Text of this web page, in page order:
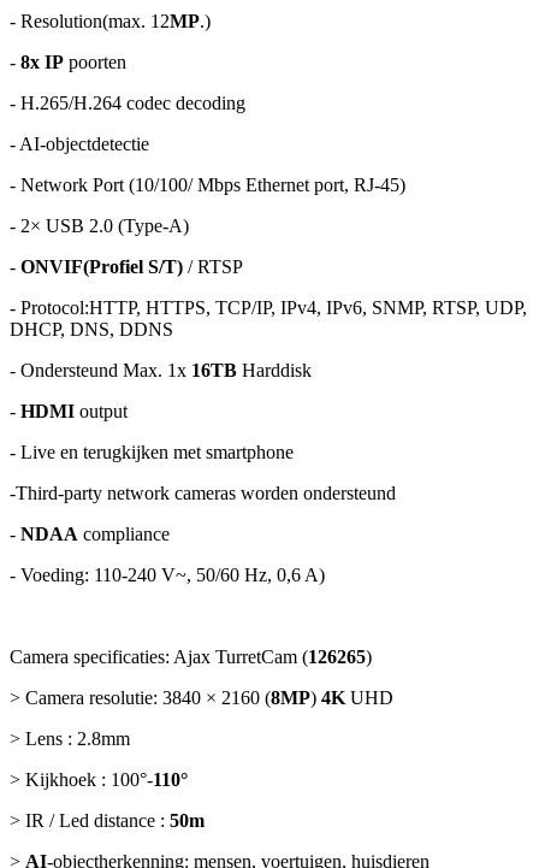
- Resolution(max. 12MP.)
- 8x IP poorten
- H.265/H.264 codec decoding
- AI-objectdetectie
- Network Port (10/100/ Mbps Ethernet port, RJ-45)
- 2× USB 2.0 (Type-A)
- ONVIF(Profiel S/T) / RTSP
- Protocol:HTTP, HTTPS, TCP/IP, IPv4, IPv6, SNMP, RTSP, UDP,
DHCP, DNS, DDNS
- Ondersteund Max. 1x 16TB Harddisk
- HDMI output
- Live en terugkijken met smartphone
-Third-party network cameras worden ondersteund
- NDAA compliance
- Voeding: 110-240 V~, 50/60 Hz, 0,6 A)
Camera specificaties: Ajax TurretCam (126265)
> Camera resolutie: 3840 × 2160 (8MP) 4K UHD
> Lens : 2.8mm
> Kijkhoek : 100°-110°
> IR / Led distance : 50m
> AI-objectherkenning: mensen, voertuigen, huisdieren